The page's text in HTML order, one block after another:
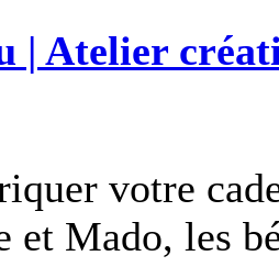
| Atelier
votre
et Mado, les